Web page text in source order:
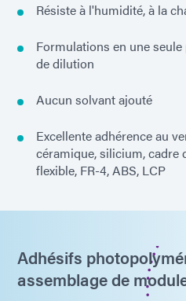
Résiste à l'humidité, à la
Formulations en une
de dilution
Aucun solvant ajouté
Excellente adhérence au
céramique, silicium, cadre
flexible, FR-4, ABS, LCP
Adhésifs
assemblage de